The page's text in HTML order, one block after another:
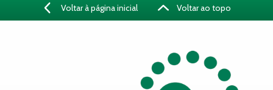
Voltar à página inicial Voltar ao topo